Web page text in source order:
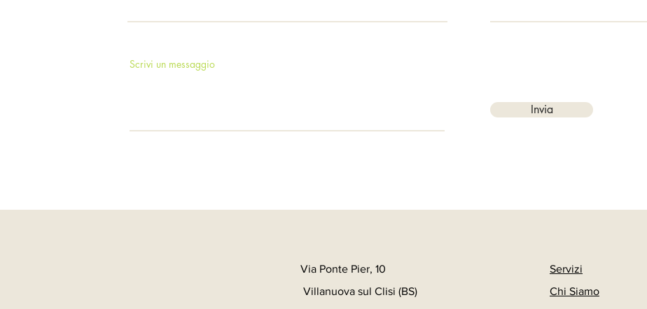
Scrivi un messaggio
Invia
Via Ponte Pier, 10
Villanuova sul Clisi (BS)
Servizi
Chi Siamo